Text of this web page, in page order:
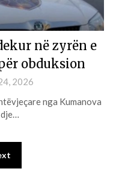
në zyrën e
obduksion
2026
nga Kumanova